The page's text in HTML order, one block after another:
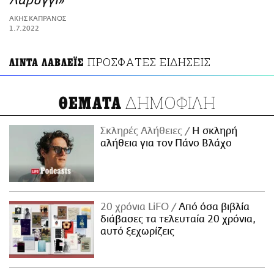
ΑΜΠΑ
PRINT
ΑΚΗΣ ΚΑΠΡΑΝΟΣ
1.7.2022
ΛΙΝΤΑ ΛΑΒΛΕΪΣ ΠΡΟΣΦΑΤΕΣ ΕΙΔΗΣΕΙΣ
ΘΕΜΑΤΑ ΔΗΜΟΦΙΛΗ
Σκληρές Αλήθειες
H σκληρή
αλήθεια για τον Πάνο Βλάχο
20 χρόνια LiFO
Από όσα βιβλία
διάβασες τα τελευταία 20 χρόνια,
αυτό ξεχωρίζεις